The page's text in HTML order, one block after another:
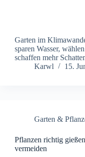
Garten im
sparen Wasser,
schaffen mehr
Karwl
15.
Garten &
Pflanzen richtig
vermeiden